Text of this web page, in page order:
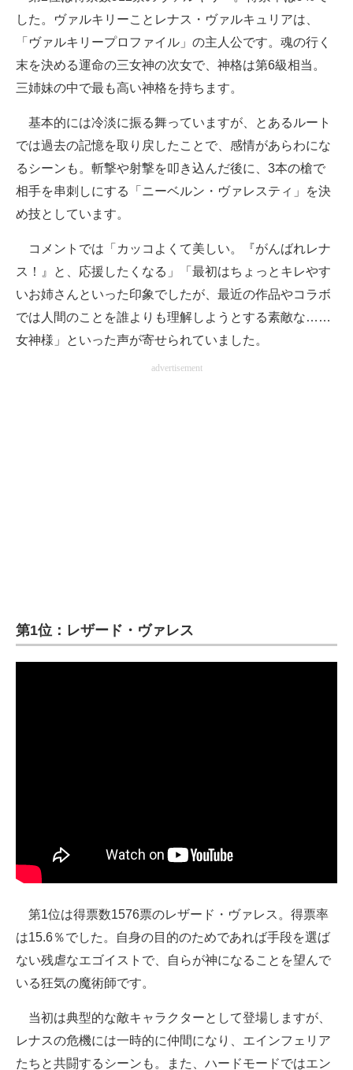
した。ヴァルキリーことレナス・ヴァルキュリアは、
「ヴァルキリープロファイル」の主人公です。魂の行く
末を決める運命の三女神の次女で、神格は第6級相当。
三姉妹の中で最も高い神格を持ちます。
基本的には冷淡に振る舞っていますが、とあるルート
では過去の記憶を取り戻したことで、感情があらわにな
るシーンも。斬撃や射撃を叩き込んだ後に、3本の槍で
相手を串刺しにする「ニーベルン・ヴァレスティ」を決
め技としています。
コメントでは「カッコよくて美しい。『がんばれレナ
ス！』と、応援したくなる」「最初はちょっとキレやす
いお姉さんといった印象でしたが、最近の作品やコラボ
では人間のことを誰よりも理解しようとする素敵な……
女神様」といった声が寄せられていました。
advertisement
第1位：レザード・ヴァレス
第1位は得票数1576票のレザード・ヴァレス。得票率
は15.6％でした。自身の目的のためであれば手段を選ば
ない残虐なエゴイストで、自らが神になることを望んで
いる狂気の魔術師です。
当初は典型的な敵キャラクターとして登場しますが、
レナスの危機には一時的に仲間になり、エインフェリア
たちと共闘するシーンも。また、ハードモードではエン